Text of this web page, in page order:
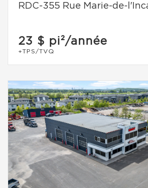
RDC-355 Rue Marie-de-
23 $ pi²/année
+TPS/TVQ